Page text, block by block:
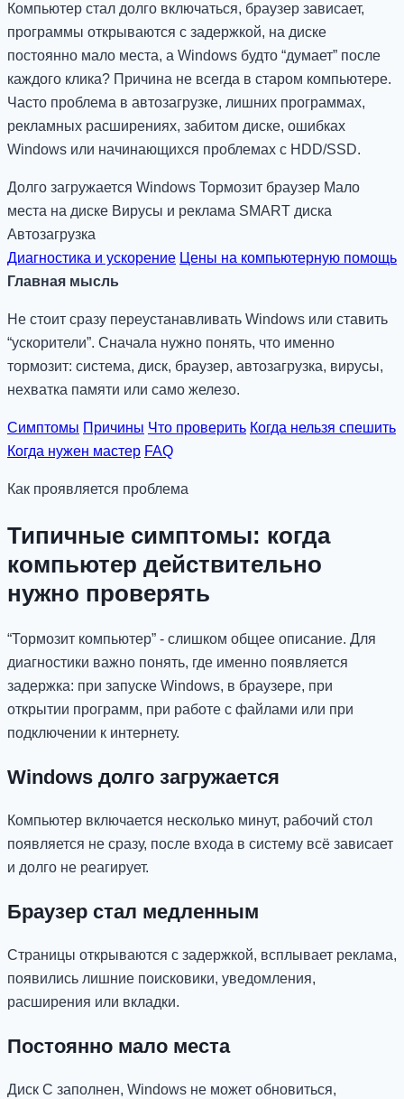
Компьютер стал долго включаться, браузер зависает,
программы открываются с задержкой, на диске
постоянно мало места, а Windows будто “думает” после
каждого клика? Причина не всегда в старом компьютере.
Часто проблема в автозагрузке, лишних программах,
рекламных расширениях, забитом диске, ошибках
Windows или начинающихся проблемах с HDD/SSD.
Долго загружается Windows Тормозит браузер Мало
места на диске Вирусы и реклама SMART диска
Автозагрузка
Диагностика и ускорение Цены на компьютерную помощь
Главная мысль
Не стоит сразу переустанавливать Windows или ставить
“ускорители”. Сначала нужно понять, что именно
тормозит: система, диск, браузер, автозагрузка, вирусы,
нехватка памяти или само железо.
Симптомы Причины Что проверить Когда нельзя спешить
Когда нужен мастер FAQ
Как проявляется проблема
Типичные симптомы: когда
компьютер действительно
нужно проверять
“Тормозит компьютер” - слишком общее описание. Для
диагностики важно понять, где именно появляется
задержка: при запуске Windows, в браузере, при
открытии программ, при работе с файлами или при
подключении к интернету.
Windows долго загружается
Компьютер включается несколько минут, рабочий стол
появляется не сразу, после входа в систему всё зависает
и долго не реагирует.
Браузер стал медленным
Страницы открываются с задержкой, всплывает реклама,
появились лишние поисковики, уведомления,
расширения или вкладки.
Постоянно мало места
Диск C заполнен, Windows не может обновиться,